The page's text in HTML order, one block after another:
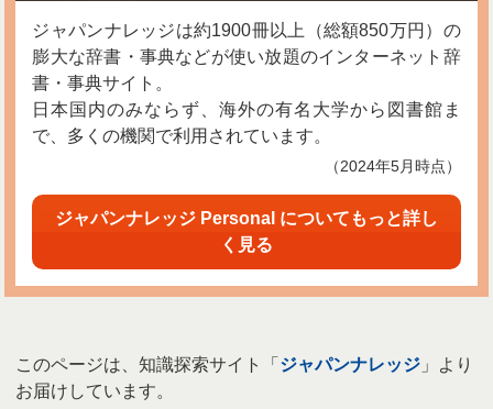
ジャパンナレッジは約1900冊以上（総額850万円）の
膨大な辞書・事典などが使い放題のインターネット辞
書・事典サイト。
日本国内のみならず、海外の有名大学から図書館ま
で、多くの機関で利用されています。
（2024年5月時点）
ジャパンナレッジ Personal についてもっと詳し
く見る
このページは、知識探索サイト「 ジャパンナレッジ 」より
お届けしています。